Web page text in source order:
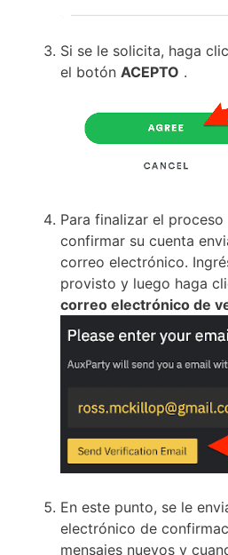
Si se le solicita, haga
el botón ACEPTO .
Para finalizar el
confirmar su cuenta
correo electrónico.
provisto y luego haga
correo electrónico de
En este punto, se le
electrónico de
mensajes nuevos y